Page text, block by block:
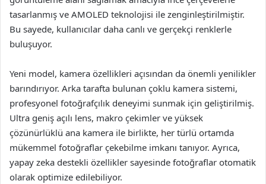
tasarlanmış ve AMOLED teknolojisi ile zenginleştirilmiştir.
Bu sayede, kullanıcılar daha canlı ve gerçekçi renklerle
buluşuyor.
Yeni model, kamera özellikleri açısından da önemli yenilikler
barındırıyor. Arka tarafta bulunan çoklu kamera sistemi,
profesyonel fotoğrafçılık deneyimi sunmak için geliştirilmiş.
Ultra geniş açılı lens, makro çekimler ve yüksek
çözünürlüklü ana kamera ile birlikte, her türlü ortamda
mükemmel fotoğraflar çekebilme imkanı tanıyor. Ayrıca,
yapay zeka destekli özellikler sayesinde fotoğraflar otomatik
olarak optimize edilebiliyor.